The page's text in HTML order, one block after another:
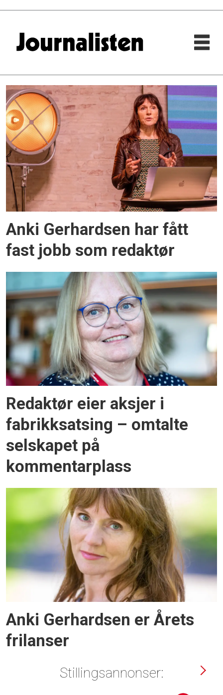
Tag:
anki
gerhardsen
Anki Gerhardsen har fått
fast jobb som redaktør
Redaktør eier aksjer i
fabrikksatsing – omtalte
selskapet på
kommentarplass
Anki Gerhardsen er Årets
frilanser
Stillingsannonser: